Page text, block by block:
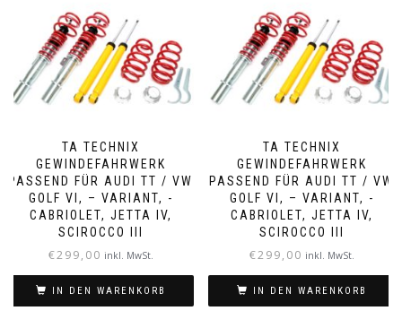
TA TECHNIX
GEWINDEFAHRWERK
PASSEND FÜR AUDI TT / VW
GOLF VI, – VARIANT, -​
CABRIOLET, JETTA IV,
SCIROCCO III
€299,00 inkl. MwSt.
IN DEN WARENKORB
TA TECHNIX
GEWINDEFAHRWERK
PASSEND FÜR AUDI TT / VW
GOLF VI, – VARIANT, -​
CABRIOLET, JETTA IV,
SCIROCCO III
€299,00 inkl. MwSt.
IN DEN WARENKORB